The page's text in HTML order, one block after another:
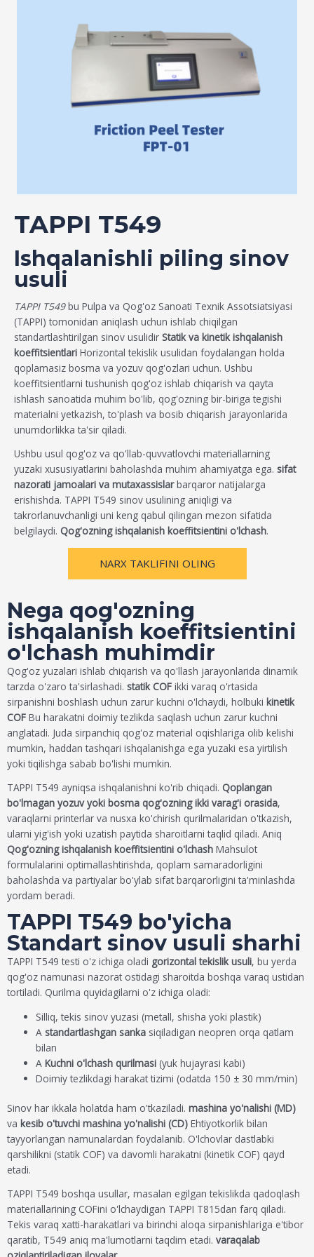
TAPPI T549
Ishqalanishli piling sinov
usuli
TAPPI T549bu Pulpa va Qog'oz Sanoati Texnik Assotsiatsiyasi
(TAPPI) tomonidan aniqlash uchun ishlab chiqilgan
standartlashtirilgan sinov usulidir Statik va kinetik ishqalanish
koeffitsientlari Horizontal tekislik usulidan foydalangan holda
qoplamasiz bosma va yozuv qog'ozlari uchun. Ushbu
koeffitsientlarni tushunish qog'oz ishlab chiqarish va qayta
ishlash sanoatida muhim bo'lib, qog'ozning bir-biriga tegishi
materialni yetkazish, to'plash va bosib chiqarish jarayonlarida
unumdorlikka ta'sir qiladi.
Ushbu usul qog'oz va qo'llab-quvvatlovchi materiallarning
yuzaki xususiyatlarini baholashda muhim ahamiyatga ega. sifat
nazorati jamoalari va mutaxassislarbarqaror natijalarga
erishishda. TAPPI T549 sinov usulining aniqligi va
takrorlanuvchanligi uni keng qabul qilingan mezon sifatida
belgilaydi. Qog'ozning ishqalanish koeffitsientini o'lchash.
NARX TAKLIFINI OLING
Nega qog'ozning
ishqalanish koeffitsientini
o'lchash muhimdir
Qog'oz yuzalari ishlab chiqarish va qo'llash jarayonlarida dinamik
tarzda o'zaro ta'sirlashadi. statik COF ikki varaq o'rtasida
sirpanishni boshlash uchun zarur kuchni o'lchaydi, holbuki kinetik
COF Bu harakatni doimiy tezlikda saqlash uchun zarur kuchni
anglatadi. Juda sirpanchiq qog'oz material oqishlariga olib kelishi
mumkin, haddan tashqari ishqalanishga ega yuzaki esa yirtilish
yoki tiqilishga sabab bo'lishi mumkin.
TAPPI T549 ayniqsa ishqalanishni ko'rib chiqadi. Qoplangan
bo'lmagan yozuv yoki bosma qog'ozning ikki varag'i orasida,
varaqlarni printerlar va nusxa ko'chirish qurilmalaridan o'tkazish,
ularni yig'ish yoki uzatish paytida sharoitlarni taqlid qiladi. Aniq
Qog'ozning ishqalanish koeffitsientini o'lchash Mahsulot
formulalarini optimallashtirishda, qoplam samaradorligini
baholashda va partiyalar bo'ylab sifat barqarorligini ta'minlashda
yordam beradi.
TAPPI T549 bo'yicha
Standart sinov usuli sharhi
TAPPI T549 testi o'z ichiga oladi gorizontal tekislik usuli, bu yerda
qog'oz namunasi nazorat ostidagi sharoitda boshqa varaq ustidan
tortiladi. Qurilma quyidagilarni o'z ichiga oladi:
Silliq, tekis sinov yuzasi (metall, shisha yoki plastik)
Astandartlashgan sanka siqiladigan neopren orqa qatlam
bilan
AKuchni o'lchash qurilmasi (yuk hujayrasi kabi)
Doimiy tezlikdagi harakat tizimi (odatda 150 ± 30 mm/min)
Sinov har ikkala holatda ham o'tkaziladi. mashina yo'nalishi (MD)
va kesib o'tuvchi mashina yo'nalishi (CD) Ehtiyotkorlik bilan
tayyorlangan namunalardan foydalanib. O'lchovlar dastlabki
qarshilikni (statik COF) va davomli harakatni (kinetik COF) qayd
etadi.
TAPPI T549 boshqa usullar, masalan egilgan tekislikda qadoqlash
materiallarining COFini o'lchaydigan TAPPI T815dan farq qiladi.
Tekis varaq xatti-harakatlari va birinchi aloqa sirpanishlariga e'tibor
qaratib, T549 aniq ma'lumotlarni taqdim etadi. varaqalab